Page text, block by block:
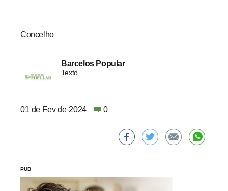
Concelho
Barcelos Popular
Texto
01 de Fev de 2024 0
PUB